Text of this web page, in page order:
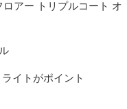
アー トリプルコート オ
イトがポイント